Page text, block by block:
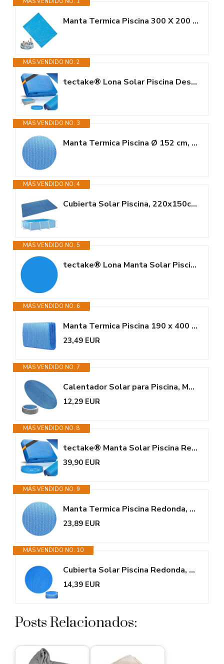
Manta Termica Piscina 300 X 200 Cm Cubre Piscinas Cobertor Piscina Verano,...
MÁS VENDIDO NO. 2
tectake® Lona Solar Piscina Desmontable, Cobertor Solar para Calentar...
MÁS VENDIDO NO. 3
Manta Termica Piscina Ø 152 cm, Manta Termica Piscina Redonda, Cobertor...
MÁS VENDIDO NO. 4
Cubierta Solar Piscina, 220x150cm Cobertor Piscina Rectangular, Cobertor...
MÁS VENDIDO NO. 5
tectake® Lona Manta Solar Piscina Redonda Flotante Recortable a Medida con...
MÁS VENDIDO NO. 6
Manta Termica Piscina 190 x 400 cm, Cubre Piscinas Rectangular, Cobertor...
23,49 EUR
MÁS VENDIDO NO. 7
Calentador Solar para Piscina, Manta térmica Resistente a la Intemperie,...
12,29 EUR
MÁS VENDIDO NO. 8
tectake® Manta Solar Piscina Redonda Flotante Recortable a Medida con...
39,90 EUR
MÁS VENDIDO NO. 9
Manta Termica Piscina Redonda, Ø 300 cm, Cobertor Verano, Calentador...
23,89 EUR
MÁS VENDIDO NO. 10
Cubierta Solar Piscina Redonda, Manta Termica Piscinas, Calentador Piscina...
14,39 EUR
Posts Relacionados: